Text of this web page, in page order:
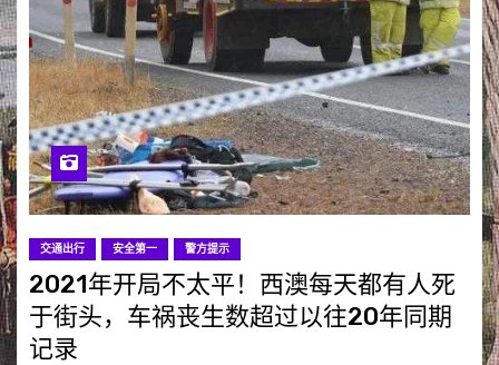
交通出行 安全第一 警方提示
2021年开局不太平！西澳每天都有人死
于街头，车祸丧生数超过以往20年同期
记录